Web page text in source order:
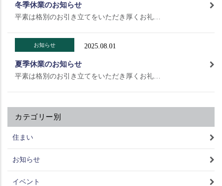
冬季休業のお知らせ
平素は格別のお引き立てをいただき厚くお礼…
お知らせ 2025.08.01
夏季休業のお知らせ
平素は格別のお引き立てをいただき厚くお礼…
カテゴリー別
住まい
お知らせ
イベント